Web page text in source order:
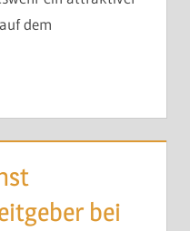
dem
bei